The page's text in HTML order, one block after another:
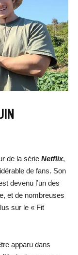
de la série Netflix,
de fans. Son
devenu l’un des
et de nombreuses
sur le « Fit
apparu dans